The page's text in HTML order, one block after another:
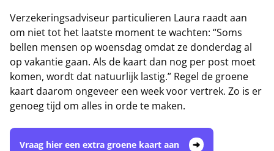
Verzekeringsadviseur particulieren Laura raadt aan
om niet tot het laatste moment te wachten: “Soms
bellen mensen op woensdag omdat ze donderdag al
op vakantie gaan. Als de kaart dan nog per post moet
komen, wordt dat natuurlijk lastig.” Regel de groene
kaart daarom ongeveer een week voor vertrek. Zo is er
genoeg tijd om alles in orde te maken.
Vraag hier een extra groene kaart aan